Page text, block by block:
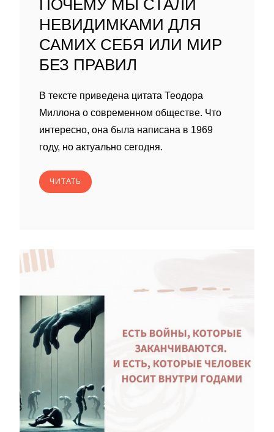
ПОЧЕМУ МЫ СТАЛИ
НЕВИДИМКАМИ ДЛЯ
САМИХ СЕБЯ ИЛИ МИР
БЕЗ ПРАВИЛ
В тексте приведена цитата Теодора
Миллона о современном обществе. Что
интересно, она была написана в 1969
году, но актуально сегодня.
ЧИТАТЬ